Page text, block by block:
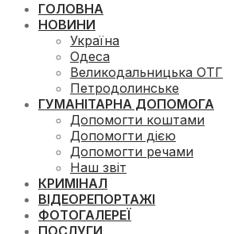
ГОЛОВНА
НОВИНИ
Україна
Одеса
Великодальницька ОТГ
Петродолинське
ГУМАНІТАРНА ДОПОМОГА
Допомогти коштами
Допомогти дією
Допомогти речами
Наш звіт
КРИМІНАЛ
ВІДЕОРЕПОРТАЖІ
ФОТОГАЛЕРЕЇ
ПОСЛУГИ